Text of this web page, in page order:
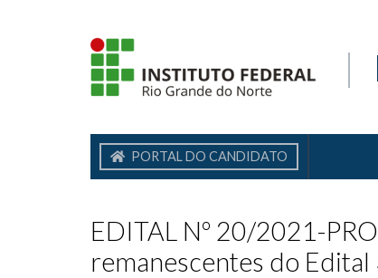
|
PORTAL DO CANDIDATO
EDITAL Nº 20/2021-
remanescentes do